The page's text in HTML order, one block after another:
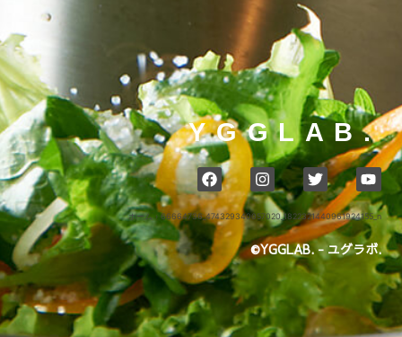
YGGLAB.
ホーム ›66664736_474329340057020_1822321440961924155_n
©YGGLAB. - ユグラボ.